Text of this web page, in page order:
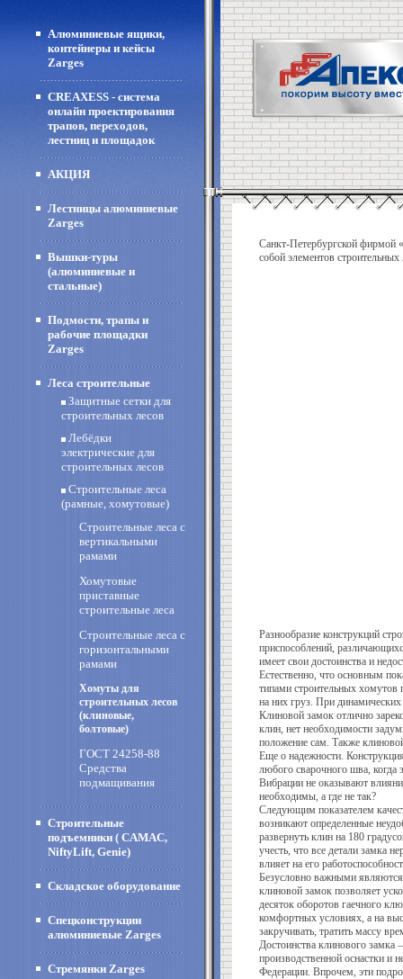
Алюминиевые ящики,
контейнеры и кейсы
Zarges
CREAXESS - система
онлайн проектирования
трапов, переходов,
лестниц и площадок
АКЦИЯ
Лестницы алюминиевые
Zarges
Вышки-туры
(алюминиевые и
стальные)
Подмости, трапы и
рабочие площадки
Zarges
Леса строительные
Защитные сетки для
строительных лесов
Лебёдки
электрические для
строительных лесов
Строительные леса
(рамные, хомутовые)
Строительные леса с
вертикальными
рамами
Хомутовые
приставные
строительные леса
Строительные леса с
горизонтальными
рамами
Хомуты для
строительных лесов
(клиновые,
болтовые)
ГОСТ 24258-88
Средства
подмащивания
Строительные
подъемники ( CAMAC,
NiftyLift, Genie)
Складское оборудование
Спецконструкции
алюминиевые Zarges
Стремянки Zarges
Санкт-Петербургской фирмой
собой элементов
Разнообразие конструкций
приспособлений,
имеет свои достоинства и
Естественно, что основным
типами строительных хомутов
на них груз. При динамических
Клиновой замок отлично
клин, нет необходимости
положение сам. Также
Еще о надежности.
любого сварочного шва, когда
Вибрации не оказывают
необходимы, а где не так?
Следующим показателем
возникают определенные
развернуть клин на 180
учесть, что все детали замка
влияет на его
Безусловно важными
клиновой замок позволяет
десяток оборотов гаечного
комфортных условиях, а на
закручивать, тратить массу
Достоинства клинового замка
производственной оснастки и
Федерации. Впрочем, эти